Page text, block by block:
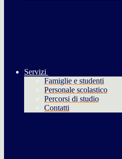
Servizi
Famiglie e studenti
Personale scolastico
Percorsi di studio
Contatti